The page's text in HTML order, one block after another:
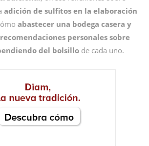
adición de sulfitos en la elaboración
abastecer una bodega casera y
recomendaciones personales sobre
del bolsillo de cada uno.